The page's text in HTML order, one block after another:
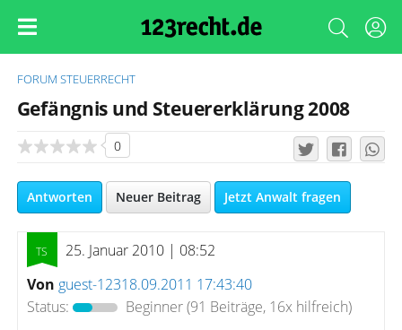
FORUM STEUERRECHT
Gefängnis und Steuererklärung 2008
0
Antworten Neuer Beitrag Jetzt Anwalt fragen
25. Januar 2010 | 08:52
Von guest-12318.09.2011 17:43:40
Status:
Beginner(91 Beiträge, 16x hilfreich)